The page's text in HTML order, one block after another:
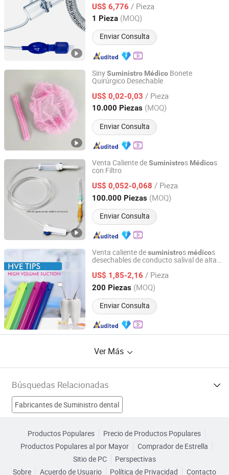
US$ 6,776 / Pieza
1 Pieza (MOQ)
Enviar Consulta
Guangdong, China Desde 2025
SinySuministro Médico Bonete
Quirúrgico Desechable
US$ 0,02-0,03 / Pieza
10.000 Piezas (MOQ)
Enviar Consulta
Ningbo Siny Medical Technology Co., Ltd.
Zhejiang, China Desde 2014
Venta Caliente deSuministros Médicos
con Filtro
US$ 0,052-0,068 / Pieza
100.000 Piezas (MOQ)
Enviar Consulta
Weifang Huaxing Medical Instruments Co., Ltd.
Shandong, China Desde 2015
Venta caliente desuministrosmédicos
desechables de conducto salival de alta
US$ 1,85-2,16 / Pieza
200 Piezas (MOQ)
Enviar Consulta
Foshan Gladent Medical Instrument Co., Ltd.
Guangdong, China Desde 2012
Ver Más
Búsquedas Relacionadas
Fabricantes de Suministro dental
Fabricantes de Producto médico desechable
Productos Populares
Precio de Productos Populares
Productos Populares al por Mayor
Comprador de Estrella
Sitio de PC
Perspectivas
Sobre
Acuerdo de Usuario Política de Privacidad Contacto